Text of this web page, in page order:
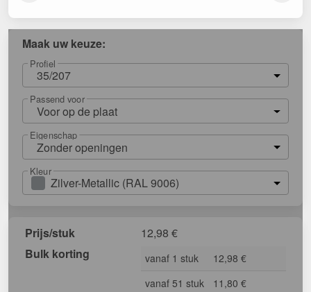
Maak uw keuze:
Profiel
35/207
Passend voor
Voor op de plaat
Eigenschap
Zonder openingen
Kleur
Zilver-Metallic (RAL 9006)
Prijs/stuk 12,98 €
Bulk korting
vanaf 1 stuk
12,98 €
vanaf 51 stuk
11,80 €